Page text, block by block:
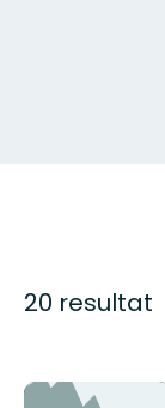
20 resultat